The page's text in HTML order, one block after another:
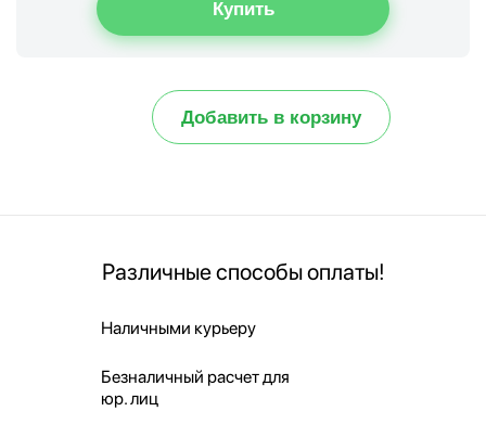
Добавить в корзину
Различные способы оплаты!
Наличными курьеру
Безналичный расчет для
юр. лиц